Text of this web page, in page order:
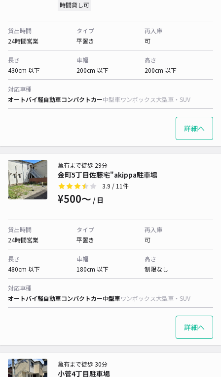
時間貸し可
貸出時間
24時間営業
タイプ
平置き
再入庫
可
長さ
430cm 以下
車幅
200cm 以下
高さ
200cm 以下
対応車種
オートバイ軽自動車コンパクトカー中型車ワンボックス大型車・SUV
詳細へ
金町5丁目佐藤宅"akippa駐車場
亀有まで徒歩 29分
3.9 / 11件
¥500〜 / 日
貸出時間
24時間営業
タイプ
平置き
再入庫
可
長さ
480cm 以下
車幅
180cm 以下
高さ
制限なし
対応車種
オートバイ軽自動車コンパクトカー中型車ワンボックス大型車・SUV
詳細へ
小菅4丁目駐車場
亀有まで徒歩 30分